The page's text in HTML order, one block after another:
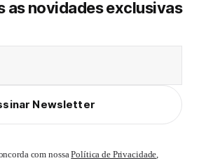
as novidades exclusivas
Newsletter
com nossaPolítica de Privacidade,